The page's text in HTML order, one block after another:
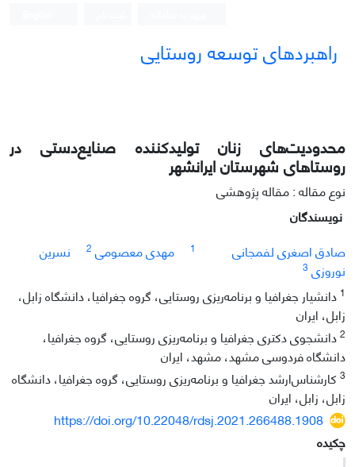
راهبردهای توسعه روستایی
محدودیت‌های زنان تولیدکننده صنایع‌دستی در
روستاهای شهرستان ایرانشهر
نوع مقاله : مقاله پژوهشی
نویسندگان
صادق اصغری لفمجانی
1 مهدی معصومی 2
نسرین
نوروزی 3
1 دانشیار جغرافیا و برنامه‌ریزی روستایی، گروه جغرافیا، دانشگاه زابل،
زابل، ایران
2دانشجوی دکتری جغرافیا و برنامه‌ریزی روستایی، گروه جغرافیا،
دانشگاه فردوسی مشهد، مشهد، ایران
3 کارشناس‌ارشد جغرافیا و برنامه‌ریزی روستایی، گروه جغرافیا، دانشگاه
زابل، زابل، ایران
https://doi.org/10.22048/rdsj.2021.266488.1908
چکیده